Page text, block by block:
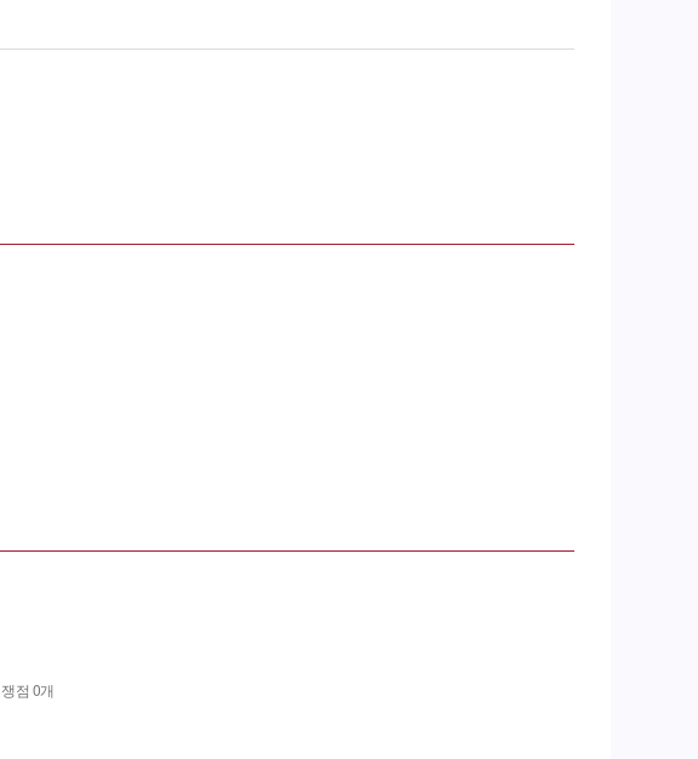
쟁점 0개